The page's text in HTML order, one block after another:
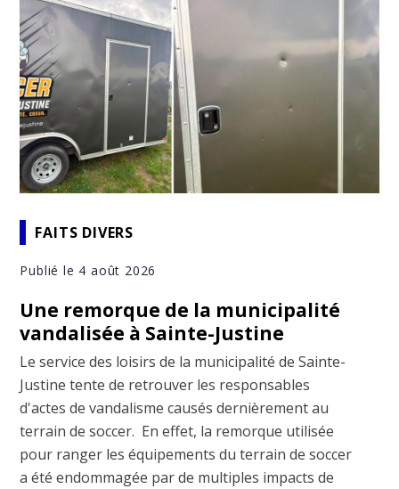
FAITS DIVERS
Publié le 4 août 2026
Une remorque de la municipalité
vandalisée à Sainte-Justine
Le service des loisirs de la municipalité de Sainte-
Justine tente de retrouver les responsables
d'actes de vandalisme causés dernièrement au
terrain de soccer. En effet, la remorque utilisée
pour ranger les équipements du terrain de soccer
a été endommagée par de multiples impacts de